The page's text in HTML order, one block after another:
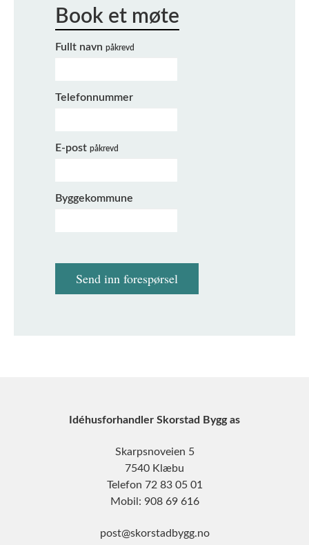
Fullt navn påkrevd
Telefonnummer
E-post påkrevd
Byggekommune
Send inn forespørsel
Idéhusforhandler Skorstad Bygg as
Skarpsnoveien 5
7540 Klæbu
Telefon 72 83 05 01
Mobil: 908 69 616
post@skorstadbygg.no